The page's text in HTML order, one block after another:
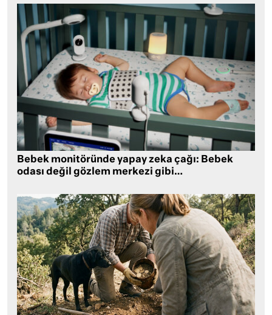
Bebek monitöründe yapay zeka çağı: Bebek
odası değil gözlem merkezi gibi…